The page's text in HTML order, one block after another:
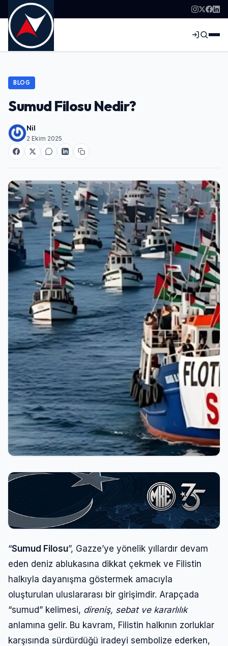
BLOG
Sumud Filosu Nedir?
Nil
2 Ekim 2025
“Sumud Filosu”, Gazze’ye yönelik yıllardır devam
eden deniz ablukasına dikkat çekmek ve Filistin
halkıyla dayanışma göstermek amacıyla
oluşturulan uluslararası bir girişimdir. Arapçada
“sumud” kelimesi, direniş, sebat ve kararlılık
anlamına gelir. Bu kavram, Filistin halkının zorluklar
karşısında sürdürdüğü iradeyi sembolize ederken,